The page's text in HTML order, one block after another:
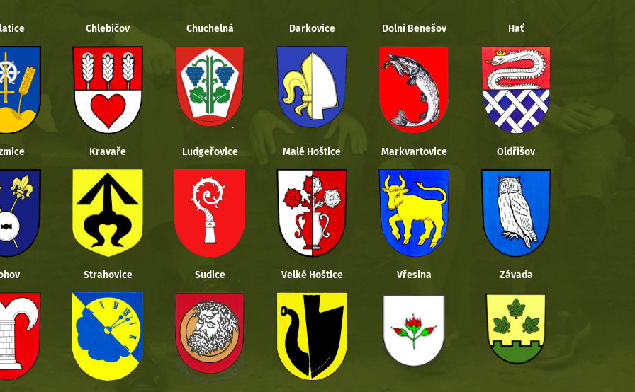
Chlebičov Chuchelná Darkovice Dolní Benešov Hať
Kravaře Ludgeřovice Malé Hoštice Markvartovice Oldřišov
Strahovice Sudice Velké Hoštice Vřesina Závada